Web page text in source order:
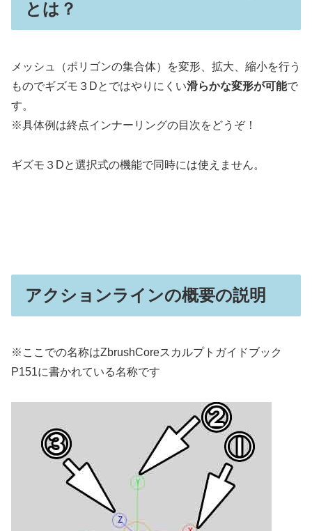
とは？
メッシュ（ポリゴンの集合体）を変形、拡大、縮小を行う
ものでギズモ３Dとではやりにくい滑らかな変形が可能で
す。
※具体例は終点インナーリングの目次をどうぞ！
ギズモ３Dと選択式の機能で同時には使えません。
アクションラインの概要の説明
※ここでの名称はZbrushCoreスカルプトガイドブック
P151に書かれている名称です